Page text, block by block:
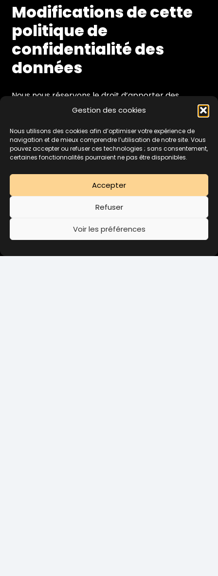
Gestion des cookies
Nous utilisons des cookies afin d’optimiser votre expérience de
navigation et de mieux comprendre l’utilisation de notre site. Vous
pouvez accepter ou refuser ces technologies ; sans consentement,
certaines fonctionnalités pourraient ne pas être disponibles.
Accepter
Refuser
Voir les préférences
Modifications de cette
politique de
confidentialité des
données
Nous nous réservons le droit d’apporter des
modifications à cette politique de confidentialité.
Dernière modification le 13 mai 2020.